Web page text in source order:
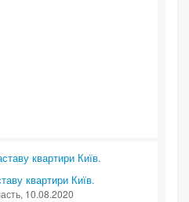
квартири Київ.
, 10.08.2020